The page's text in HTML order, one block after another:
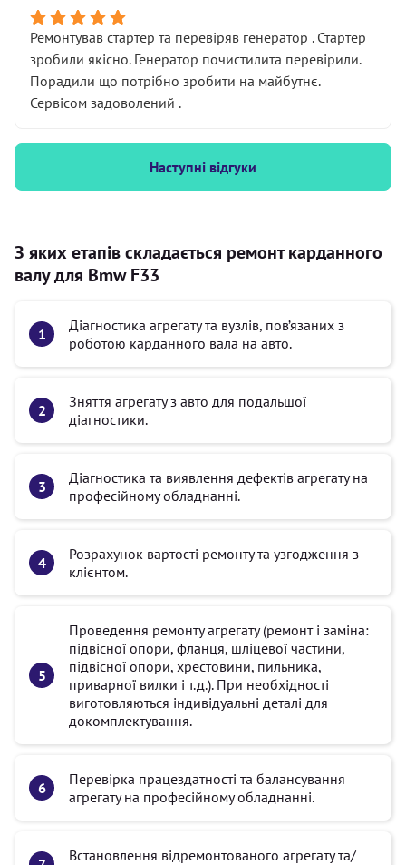
Ремонтував стартер та перевіряв генератор . Стартер
зробили якісно. Генератор почистилита перевірили.
Порадили що потрібно зробити на майбутнє.
Сервісом задоволений .
Наступні відгуки
З яких етапів складається ремонт карданного
валу для Bmw F33
Діагностика агрегату та вузлів, пов’язаних з
роботою карданного вала на авто.
Зняття агрегату з авто для подальшої
діагностики.
Діагностика та виявлення дефектів агрегату на
професійному обладнанні.
Розрахунок вартості ремонту та узгодження з
клієнтом.
Проведення ремонту агрегату (ремонт і заміна:
підвісної опори, фланця, шліцевої частини,
підвісної опори, хрестовини, пильника,
приварної вилки і т.д.). При необхідності
виготовляються індивідуальні деталі для
докомплектування.
Перевірка працездатності та балансування
агрегату на професійному обладнанні.
Встановлення відремонтованого агрегату та/